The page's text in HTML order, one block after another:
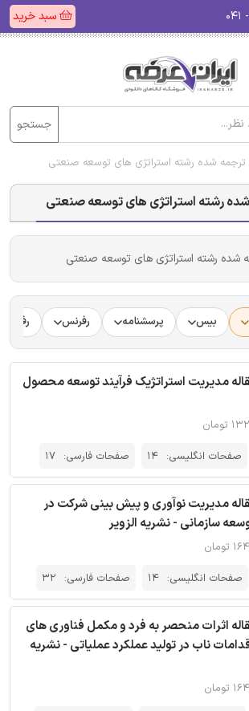
سبد خرید
جستجو
ترجمه شده رشته استراتژی های توسعه صنعتی
رشته استراتژی های توسعه صنعتی
شده رشته استراتژی های توسعه صنعتی
بیس پرسشنامه رفرنس
مدیریت استراتژیک فرآیند توسعه محصول
صفحات انگلیسی: 14 صفحات فارسی: 17
مدیریت نوآوری و پیش بینی شرکت در
سازمانی - نشریه الزویر
صفحات انگلیسی: 14 صفحات فارسی: 32
اثرات منحصر به فرد و مکمل فناوری های
ناب در تولید عملکرد عملیاتی - نشریه